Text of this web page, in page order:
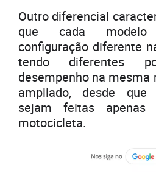
Outro diferencial
que cada
configuração diferente
tendo diferentes
desempenho na mesma
ampliado, desde que
sejam feitas
motocicleta.